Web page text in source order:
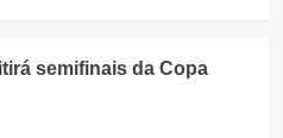
semifinais da Copa